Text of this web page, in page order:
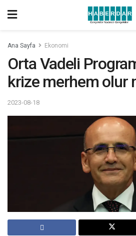
Ana Sayfa Ekonomi
Orta Vadeli
krize merhem olur
2023-08-18